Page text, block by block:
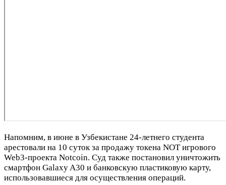
Напомним, в июне в Узбекистане 24-летнего студента
арестовали на 10 суток за продажу токена NOT игрового
Web3-проекта Notcoin. Суд также постановил уничтожить
смартфон Galaxy A30 и банковскую пластиковую карту,
использовавшиеся для осуществления операций.